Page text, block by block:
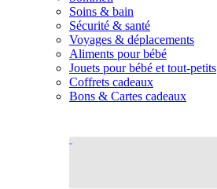
Soins & bain
Sécurité & santé
Voyages & déplacements
Aliments pour bébé
Jouets pour bébé et tout-petits
Coffrets cadeaux
Bons & Cartes cadeaux